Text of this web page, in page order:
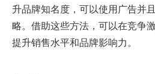
升品牌知名度，可以使用广告并
略。借助这些方法，可以在竞争
提升销售水平和品牌影响力。